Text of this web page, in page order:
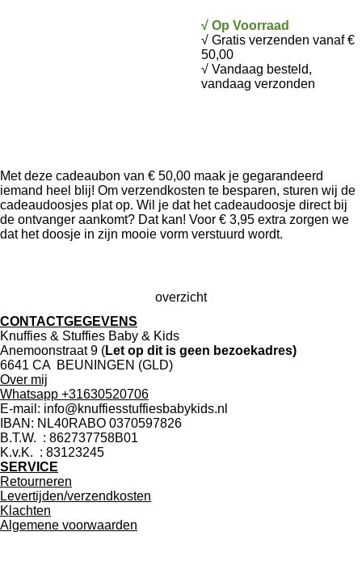
√ Op Voorraad
√ Gratis verzenden vanaf €
50,00
√ Vandaag besteld,
vandaag verzonden
Met deze cadeaubon van € 50,00 maak je gegarandeerd
iemand heel blij! Om verzendkosten te besparen, sturen wij de
cadeaudoosjes plat op. Wil je dat het cadeaudoosje direct bij
de ontvanger aankomt? Dat kan! Voor € 3,95 extra zorgen we
dat het doosje in zijn mooie vorm verstuurd wordt.
overzicht
CONTACTGEGEVENS
Knuffies & Stuffies Baby & Kids
Anemoonstraat 9 (Let op dit is geen bezoekadres)
6641 CA BEUNINGEN (GLD)
Over mij
Whatsapp +31630520706
E-mail: info@knuffiesstuffiesbabykids.nl
IBAN: NL40RABO 0370597826
B.T.W. : 862737758B01
K.v.K. : 83123245
SERVICE
Retourneren
Levertijden/verzendkosten
Klachten
Algemene voorwaarden